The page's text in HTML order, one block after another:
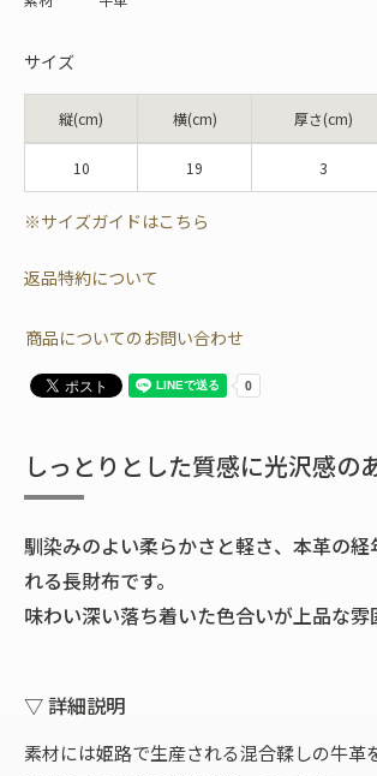
サイズ
縦(cm) 横(cm) 厚さ(cm)
10 19 3
※サイズガイドはこちら
返品特約について
商品についてのお問い合わせ
しっとりとした質感に光沢感の
馴染みのよい柔らかさと軽さ、本革の経
れる長財布です。
味わい深い落ち着いた色合いが上品な雰
▽ 詳細説明
素材には姫路で生産される混合鞣しの牛革